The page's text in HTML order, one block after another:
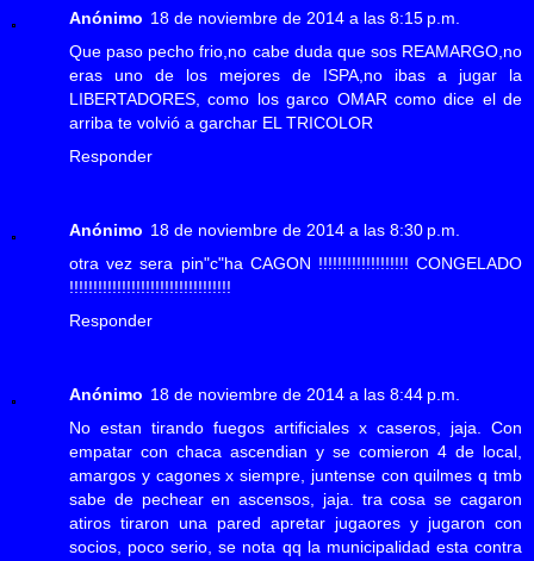
Anónimo 18 de noviembre de 2014 a las 8:15 p.m.
Que paso pecho frio,no cabe duda que sos REAMARGO,no
eras uno de los mejores de ISPA,no ibas a jugar la
LIBERTADORES, como los garco OMAR como dice el de
arriba te volvió a garchar EL TRICOLOR
Responder
Anónimo 18 de noviembre de 2014 a las 8:30 p.m.
otra vez sera pin"c"ha CAGON !!!!!!!!!!!!!!!!!!! CONGELADO
!!!!!!!!!!!!!!!!!!!!!!!!!!!!!!!!!!
Responder
Anónimo 18 de noviembre de 2014 a las 8:44 p.m.
No estan tirando fuegos artificiales x caseros, jaja. Con
empatar con chaca ascendian y se comieron 4 de local,
amargos y cagones x siempre, juntense con quilmes q tmb
sabe de pechear en ascensos, jaja. tra cosa se cagaron
atiros tiraron una pared apretar jugaores y jugaron con
socios, poco serio, se nota qq la municipalidad esta contra